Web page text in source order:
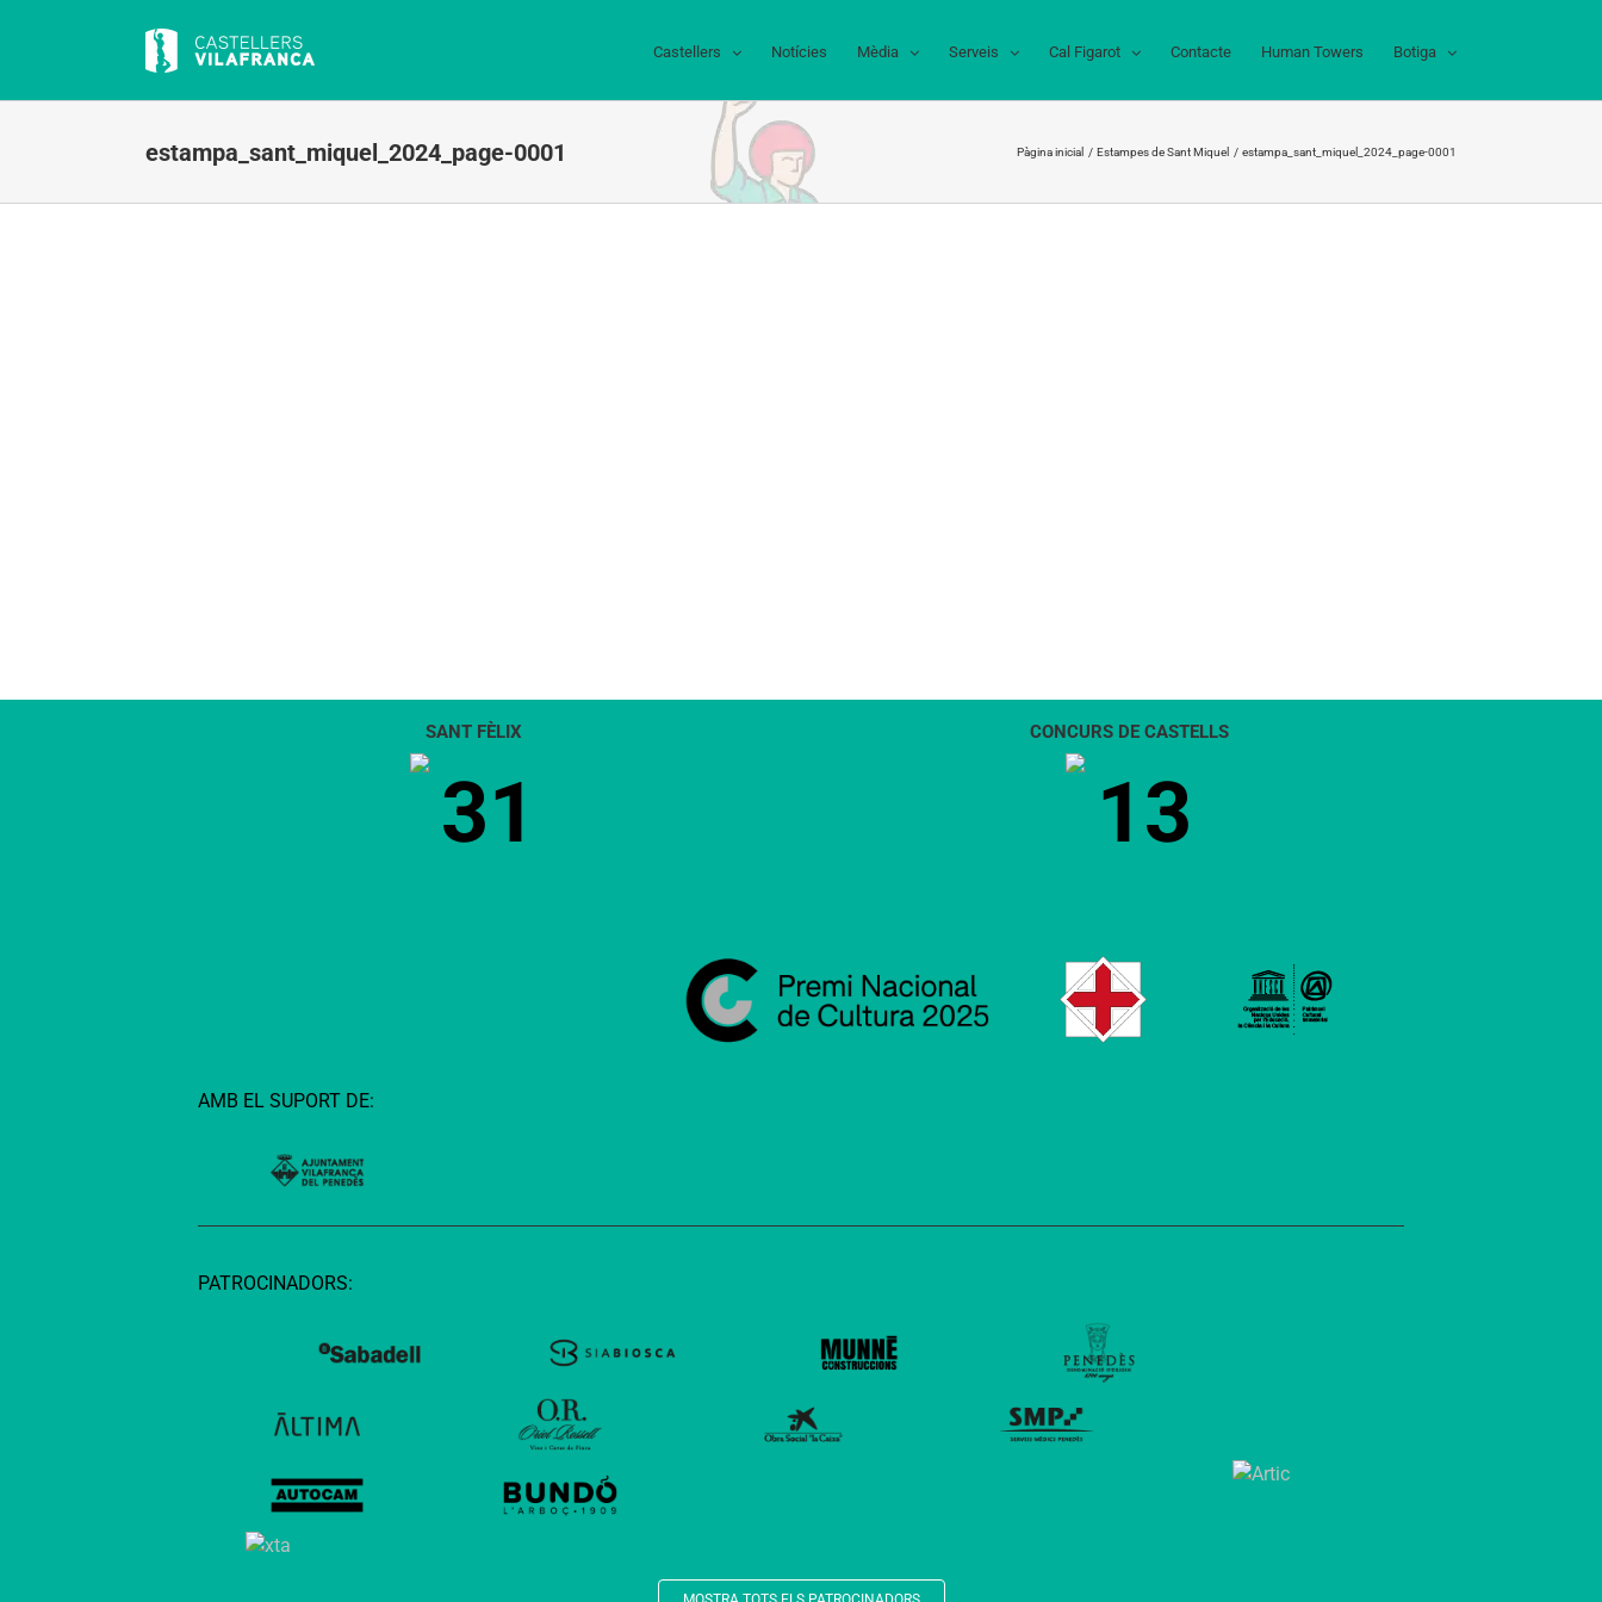
Castellers Notícies Mèdia Serveis Cal Figarot Contacte Human Towers Botiga
estampa_sant_miquel_2024_page-0001 Pàgina inicial Estampes de Sant Miquel estampa_sant_miquel_2024_page-0001
SANT FÈLIX
31
CONCURS DE CASTELLS
13
AMB EL SUPORT DE:
PATROCINADORS: